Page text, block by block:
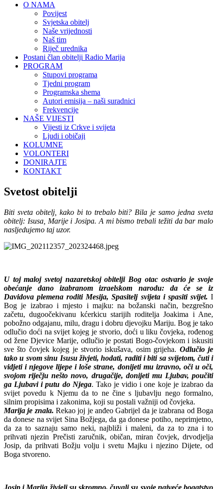
O NAMA
Povijest
Svjetska obitelj
Naše vrijednosti
Naš tim
Riječ urednika
Postani član obitelji Radio Marija
PROGRAM
Stupovi programa
Tjedni program
Programska shema
Autori emisija – naši suradnici
Frekvencije
NAŠE VIJESTI
Vijesti iz Crkve i svijeta
Ljudi i običaji
KOLUMNE
VOLONTERI
DONIRAJTE
KONTAKT
Svetost obitelji
Biti sveta obitelj, kako bi to trebalo biti? Bila je samo jedna sveta
obitelj: Isusa, Marije i Josipa. A mi bismo trebali težiti da bar malo
nasljedujemo taj uzor.
U toj maloj svetoj nazaretskoj obitelji Bog otac ostvario je svoje
obećanje dano izabranom izraelskom narodu: da će se iz
Davidova plemena roditi Mesija, Spasitelj svijeta i spasiti svijet. I
Bog je izabrao i mjesto i majku: na božanski način, bezgrešno
začetu, dugoočekivanu kćerkicu starijih roditelja Joakima i Ane,
pobožno odgajanu, milu, dragu i dobru djevojku Mariju. Bog je tako
odlučio doći na svijet kojeg je stvorio, doći u liku čovjeka, rođenog
od žene Djevice Marije, odlučio je postati Bogo-čovjekom i iskusiti
sve što čovjek kojeg je stvorio iskušava, osim grijeha. Odlučio je
tako u svom sinu Isusu živjeti, hodati, raditi i biti sa svijetom, čuti i
vidjeti i njegove lijepe i loše strane, donijeti mu izravno, oči u oči,
svojom riječju nešto novo, drugačije, donijeti mu Ljubav, poučiti
ga Ljubavi i putu do Njega. Tako je vidio i one koje je izabrao da
svijet povedu k Njemu da to ne čine s ljubavlju nego formalno,
silnim propisima i zakonima, koji su postali važniji od čovjeka.
Marija je znala. Rekao joj je anđeo Gabrijel da je izabrana od Boga
da donese na svijet Sina Božjega, da ga donese potiho, neprimjetno,
da za to saznaju samo neki, najbliži i maleni, da za to zna i to
prihvati njezin Prečisti zaručnik, običan, miran čovjek, drvodjelja
Josip, da prihvati Božju volju i svetu Majku i njezino Dijete, od
Boga stvoreno.
Josip i Marija živjeli su skromno, čuvali su svoje najveće bogatstvo